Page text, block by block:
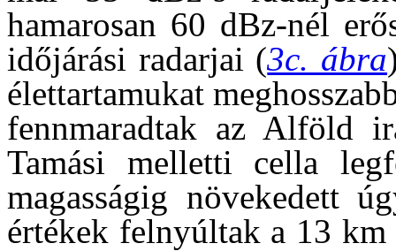
hamarosan 60 dBz-nél
időjárási radarjai (3c. ábra
élettartamukat
fennmaradtak az Alföld
Tamási melletti cella
magasságig növekedett
értékek felnyúltak a 13 km